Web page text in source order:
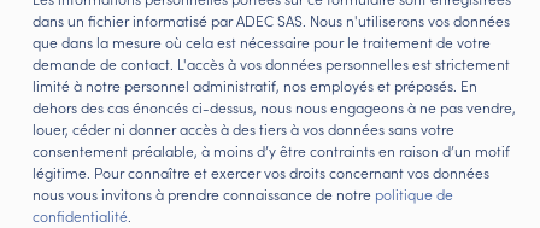
dans un fichier informatisé par ADEC SAS. Nous n'utiliserons vos données
que dans la mesure où cela est nécessaire pour le traitement de votre
demande de contact. L'accès à vos données personnelles est strictement
limité à notre personnel administratif, nos employés et préposés. En
dehors des cas énoncés ci-dessus, nous nous engageons à ne pas vendre,
louer, céder ni donner accès à des tiers à vos données sans votre
consentement préalable, à moins d’y être contraints en raison d’un motif
légitime. Pour connaître et exercer vos droits concernant vos données
nous vous invitons à prendre connaissance de notre politique de
confidentialité